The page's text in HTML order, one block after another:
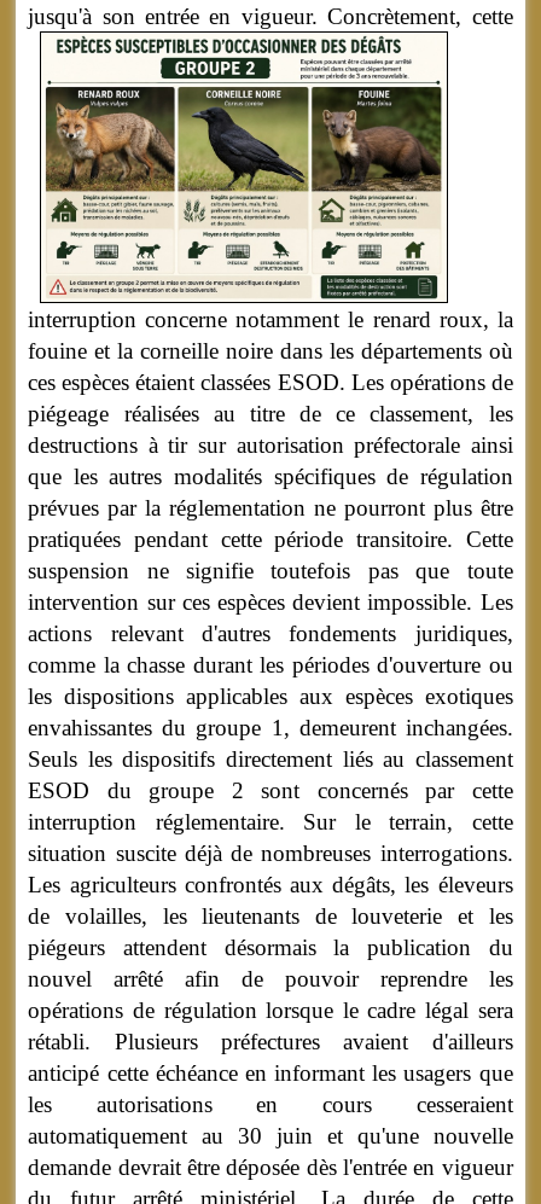
jusqu'à son entrée en vigueur.Concrètement, cette
interruption concerne notamment le renard roux, la
fouine et la corneille noire dans les départements où
ces espèces étaient classées ESOD. Les opérations de
piégeage réalisées au titre de ce classement, les
destructions à tir sur autorisation préfectorale ainsi
que les autres modalités spécifiques de régulation
prévues par la réglementation ne pourront plus être
pratiquées pendant cette période transitoire. Cette
suspension ne signifie toutefois pas que toute
intervention sur ces espèces devient impossible. Les
actions relevant d'autres fondements juridiques,
comme la chasse durant les périodes d'ouverture ou
les dispositions applicables aux espèces exotiques
envahissantes du groupe 1, demeurent inchangées.
Seuls les dispositifs directement liés au classement
ESOD du groupe 2 sont concernés par cette
interruption réglementaire. Sur le terrain, cette
situation suscite déjà de nombreuses interrogations.
Les agriculteurs confrontés aux dégâts, les éleveurs
de volailles, les lieutenants de louveterie et les
piégeurs attendent désormais la publication du
nouvel arrêté afin de pouvoir reprendre les
opérations de régulation lorsque le cadre légal sera
rétabli. Plusieurs préfectures avaient d'ailleurs
anticipé cette échéance en informant les usagers que
les autorisations en cours cesseraient
automatiquement au 30 juin et qu'une nouvelle
demande devrait être déposée dès l'entrée en vigueur